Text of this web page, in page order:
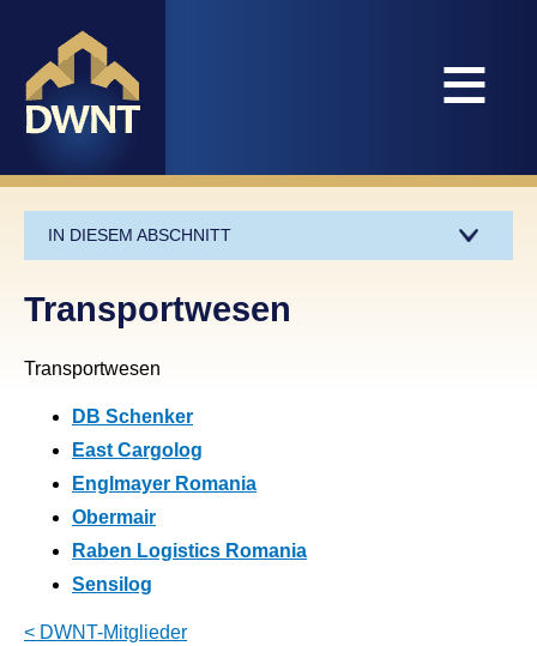
≡
IN DIESEM ABSCHNITT
Transportwesen
Transportwesen
DB Schenker
East Cargolog
Englmayer Romania
Obermair
Raben Logistics Romania
Sensilog
< DWNT-Mitglieder